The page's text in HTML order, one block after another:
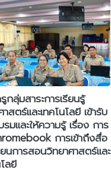
กลุ่มสาระการเรียนรู้
สตร์และเทคโนโลยี เข้ารับ
มและให้ความรู้ เรื่อง การ
การเข้าถึงสื่อ
ยนการสอนวิทยาศาสตร์และ
ลยี